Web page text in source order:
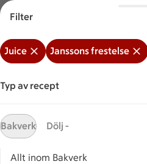
Meny
Vilken är din
Start
Grönkål +
Filter
Juice Janssons frestelse
Typ av recept
Bakverk Dölj -
Allt inom Bakverk